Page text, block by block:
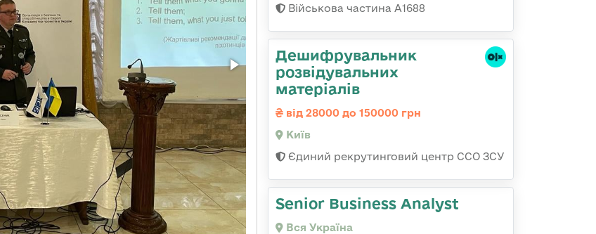
Військова частина А1688
Дешифрувальник
розвідувальних
матеріалів
від 28000 до 150000 грн
Київ
Єдиний рекрутинговий центр ССО ЗСУ
Senior Business Analyst
Вся Україна